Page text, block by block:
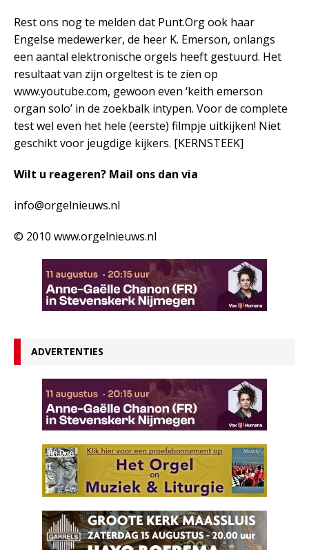
Rest ons nog te melden dat Punt.Org ook haar
Engelse medewerker, de heer K. Emerson, onlangs
een aantal elektronische orgels heeft gestuurd. Het
resultaat van zijn orgeltest is te zien op
www.youtube.com, gewoon even ‘keith emerson
organ solo’ in de zoekbalk intypen. Voor de complete
test wel even het hele (eerste) filmpje uitkijken! Niet
geschikt voor jeugdige kijkers. [KERNSTEEK]
Wilt u reageren? Mail ons dan via
info@orgelnieuws.nl
© 2010 www.orgelnieuws.nl
ADVERTENTIES